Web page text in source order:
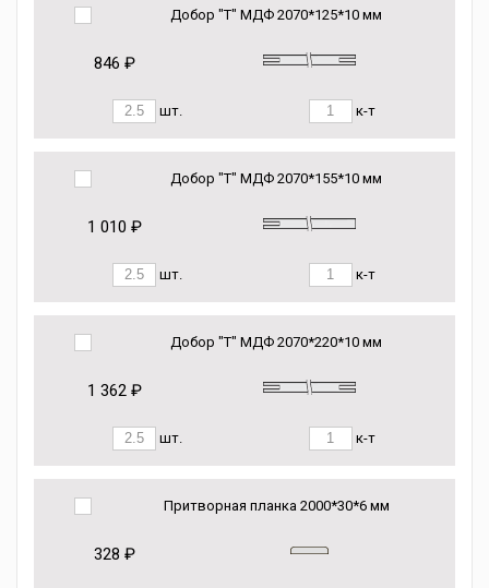
Добор "Т" МДФ 2070*125*10 мм
846 ₽
шт. к-т
Добор "Т" МДФ 2070*155*10 мм
1 010 ₽
шт. к-т
Добор "Т" МДФ 2070*220*10 мм
1 362 ₽
шт. к-т
Притворная планка 2000*30*6 мм
328 ₽